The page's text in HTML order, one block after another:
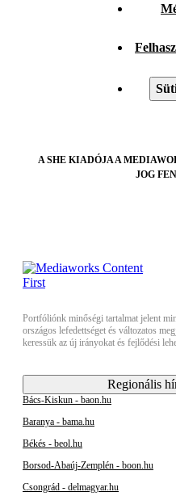
A SHE KIADÓJA A
JOG
Portfóliónk minőségi tartalmat jelent
országos lefedettséget és változatos
keressük az új irányokat és fejlődési
Regionális
Bács-Kiskun - baon.hu
Baranya - bama.hu
Békés - beol.hu
Borsod-Abaúj-Zemplén - boon.hu
Csongrád - delmagyar.hu